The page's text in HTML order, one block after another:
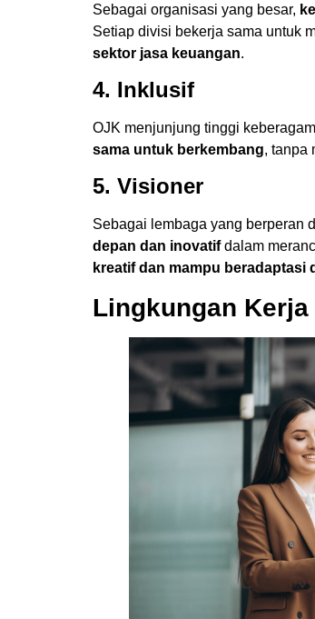
Sebagai organisasi yang besar,
Setiap divisi bekerja sama untuk
sektor jasa keuangan.
4. Inklusif
OJK menjunjung tinggi
sama untuk berkembang, tanpa
5. Visioner
Sebagai lembaga yang berperan
depan dan inovatifdalam
kreatif dan mampu beradaptasi
Lingkungan Kerja